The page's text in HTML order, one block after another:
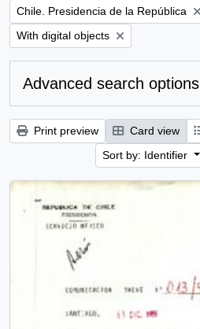
Remove filter:
Chile. Presidencia de la República
Remove filter:
With digital objects
Advanced search options
Print preview Card view
Sort by: Identifier